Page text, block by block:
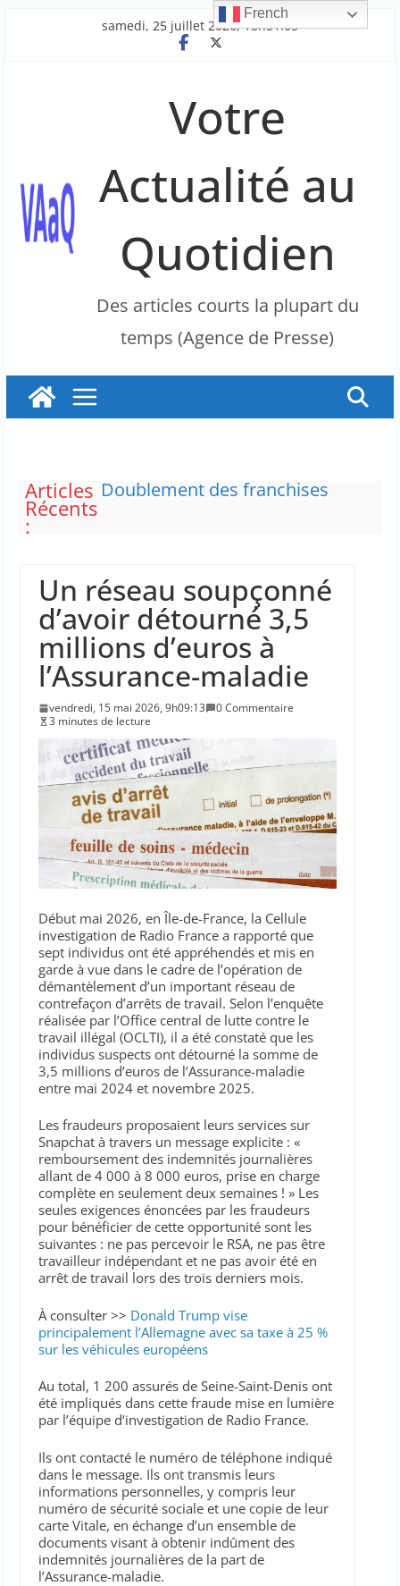
samedi, 25 juillet 2026, 13h51:05
Votre
Actualité au
Quotidien
Des articles courts la plupart du
temps (Agence de Presse)
Articles
Récents
:
La justice dit non à la chasse
“C’est scandaleux” d’avoir cinq
Canadair disponibles sur 12
Le maire de New York, dit qu’il
n’a pas la capacité juridique
d’arrêter Benyamin Nétanyahou
L’épidémie d’Ebola a entraîné
plus de 1 000 décès en RDC et en
Ouganda
Un réseau soupçonné
d’avoir détourné 3,5
millions d’euros à
l’Assurance-maladie
vendredi, 15 mai 2026, 9h09:13
0 Commentaire
3 minutes de lecture
Début mai 2026, en Île-de-France, la Cellule
investigation de Radio France a rapporté que
sept individus ont été appréhendés et mis en
garde à vue dans le cadre de l’opération de
démantèlement d’un important réseau de
contrefaçon d’arrêts de travail. Selon l’enquête
réalisée par l’Office central de lutte contre le
travail illégal (OCLTI), il a été constaté que les
individus suspects ont détourné la somme de
3,5 millions d’euros de l’Assurance-maladie
entre mai 2024 et novembre 2025.
Les fraudeurs proposaient leurs services sur
Snapchat à travers un message explicite : «
remboursement des indemnités journalières
allant de 4 000 à 8 000 euros, prise en charge
complète en seulement deux semaines ! » Les
seules exigences énoncées par les fraudeurs
pour bénéficier de cette opportunité sont les
suivantes : ne pas percevoir le RSA, ne pas être
travailleur indépendant et ne pas avoir été en
arrêt de travail lors des trois derniers mois.
À consulter >> Donald Trump vise
principalement l’Allemagne avec sa taxe à 25 %
sur les véhicules européens
Au total, 1 200 assurés de Seine-Saint-Denis ont
été impliqués dans cette fraude mise en lumière
par l’équipe d’investigation de Radio France.
Ils ont contacté le numéro de téléphone indiqué
dans le message. Ils ont transmis leurs
informations personnelles, y compris leur
numéro de sécurité sociale et une copie de leur
carte Vitale, en échange d’un ensemble de
documents visant à obtenir indûment des
indemnités journalières de la part de
l’Assurance-maladie.
French